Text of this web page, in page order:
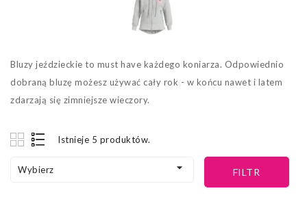
Bluzy jeździeckie to must have każdego koniarza. Odpowiednio
dobraną bluzę możesz używać cały rok - w końcu nawet i latem
zdarzają się zimniejsze wieczory.
Istnieje 5 produktów.
Wybierz  FILTR